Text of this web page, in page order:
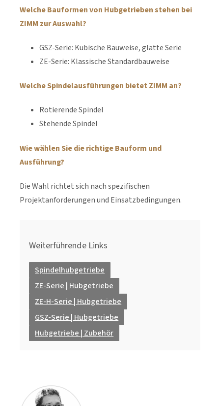
Welche Bauformen von Hubgetrieben stehen bei
ZIMM zur Auswahl?
GSZ-Serie: Kubische Bauweise, glatte Serie
ZE-Serie: Klassische Standardbauweise
Welche Spindelausführungen bietet ZIMM an?
Rotierende Spindel
Stehende Spindel
Wie wählen Sie die richtige Bauform und
Ausführung?
Die Wahl richtet sich nach spezifischen
Projektanforderungen und Einsatzbedingungen.
Weiterführende Links
Spindelhubgetriebe
ZE-Serie | Hubgetriebe
ZE-H-Serie | Hubgetriebe
GSZ-Serie | Hubgetriebe
Hubgetriebe | Zubehör